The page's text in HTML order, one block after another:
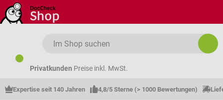
Zum Hauptinhalt springen
Privatkunden Preise inkl. MwSt.
Expertise seit 140 Jahren 4,8/5 Sterne (> 1000 Bewertungen)